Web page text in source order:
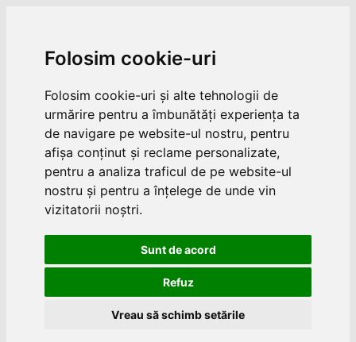
Folosim cookie-uri
Folosim cookie-uri și alte tehnologii de
urmărire pentru a îmbunătăți experiența ta
de navigare pe website-ul nostru, pentru
afișa conținut și reclame personalizate,
pentru a analiza traficul de pe website-ul
nostru și pentru a înțelege de unde vin
vizitatorii noștri.
Sunt de acord
Refuz
Vreau să schimb setările